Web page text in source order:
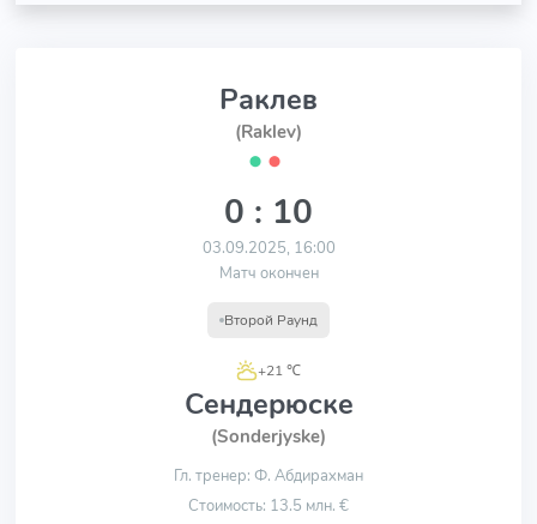
Раклев
(Raklev)
⬤ ⬤
0 : 10
03.09.2025, 16:00
Матч окончен
Второй Раунд
+21 ℃
Сендерюске
(Sonderjyske)
Гл. тренер: Ф. Абдирахман
Стоимость: 13.5 млн. €